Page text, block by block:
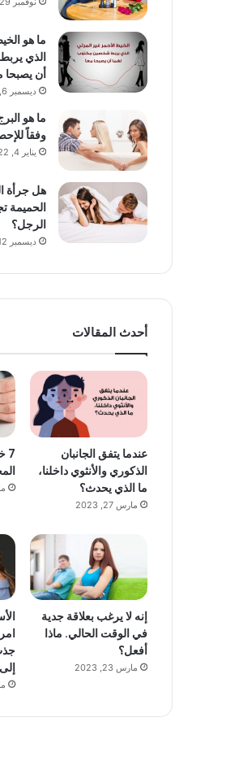
ما هو
الذي
أن يصبحا
ديسمبر 6, 2021
ما هو
وفقاً
يناير 4, 2022
هل جرأة
الحميمة
الرجل؟
ديسمبر 12, 2021
أحدث المقالات
عندما يتفق الجانبان
الذكوري والأنثوي داخلنا،
ما الذي يحدث؟
مارس 27, 2023
إنه لا يرغب بعلاقة جدية
في الوقت الحالي. ماذا
أفعل؟
مارس 23, 2023